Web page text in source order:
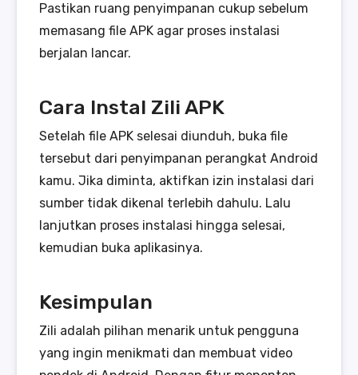
Pastikan ruang penyimpanan cukup sebelum
memasang file APK agar proses instalasi
berjalan lancar.
Cara Instal Zili APK
Setelah file APK selesai diunduh, buka file
tersebut dari penyimpanan perangkat Android
kamu. Jika diminta, aktifkan izin instalasi dari
sumber tidak dikenal terlebih dahulu. Lalu
lanjutkan proses instalasi hingga selesai,
kemudian buka aplikasinya.
Kesimpulan
Zili adalah pilihan menarik untuk pengguna
yang ingin menikmati dan membuat video